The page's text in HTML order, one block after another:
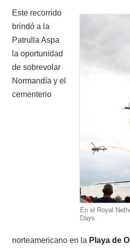
En el Royal
Days
Este recorrido
brindó a la
Patrulla Aspa
la oportunidad
de sobrevolar
Normandía y el
cementerio
norteamericano en la Playa de